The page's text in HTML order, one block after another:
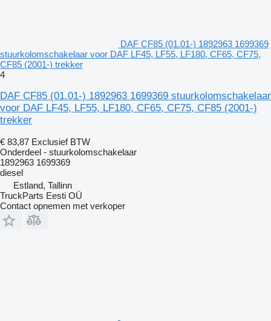
DAF CF85 (01.01-) 1892963 1699369
stuurkolomschakelaar voor DAF LF45, LF55, LF180, CF65, CF75,
CF85 (2001-) trekker
4
DAF CF85 (01.01-) 1892963 1699369 stuurkolomschakelaar
voor DAF LF45, LF55, LF180, CF65, CF75, CF85 (2001-)
trekker
€ 83,87 Exclusief BTW
Onderdeel - stuurkolomschakelaar
1892963 1699369
diesel
Estland, Tallinn
TruckParts Eesti OÜ
Contact opnemen met verkoper